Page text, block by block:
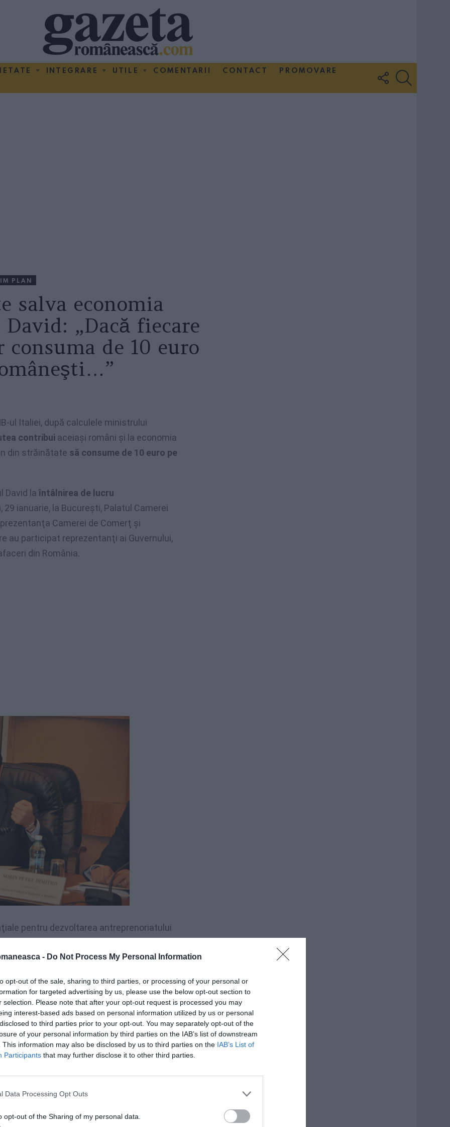
- Do Not Process My Personal Information
opt-out of the sale, sharing to third parties, or processing of your personal or
for targeted advertising by us, please use the below opt-out section to
selection. Please note that after your opt-out request is processed you may
interest-based ads based on personal information utilized by us or personal
to third parties prior to your opt-out. You may separately opt-out of the
of your personal information by third parties on the IAB’s list of downstream
This information may also be disclosed by us to third parties on the IAB’s List of
Participants that may further disclose it to other third parties.
Data Processing Opt Outs
opt-out of the Sharing of my personal data.
INTEGRARE UTILE COMENTARII CONTACT
PROMOVARE
FOLLOW
US
PLAN
salva economia
„Dacă fiecare
de 10 euro
ul Italiei, după calculele ministrului
contribui aceiaşi români şi la economia
din străinătate să consume de 10 euro pe
David la întâlnirea de lucru
29 ianuarie, la Bucureşti, Palatul Camerei
Camerei de Comerţ şi
au participat reprezentanţi ai Guvernului,
din România.
pentru dezvoltarea antreprenoriatului
în Italia, unde 2,5% din PIB-ul ţării
a spus Cristian David.
Întâlnirea a avut ca scop principal
prezentarea activităţilor Camerei de
Comreţ a României în Italia, înfiinţată cu
mai puţin de un an în urmă, în luna iulie, la
Roma.
unul de imagine, este un proiect viabil pe
două fronturi, pe de o parte, antreprenorii